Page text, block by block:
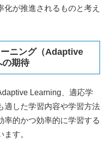
化が推進されるものと考え
ーニング（Adaptive
期待
Learning 、適応学
適した学習内容や学習方法
率的かつ効率的に学習する
す。